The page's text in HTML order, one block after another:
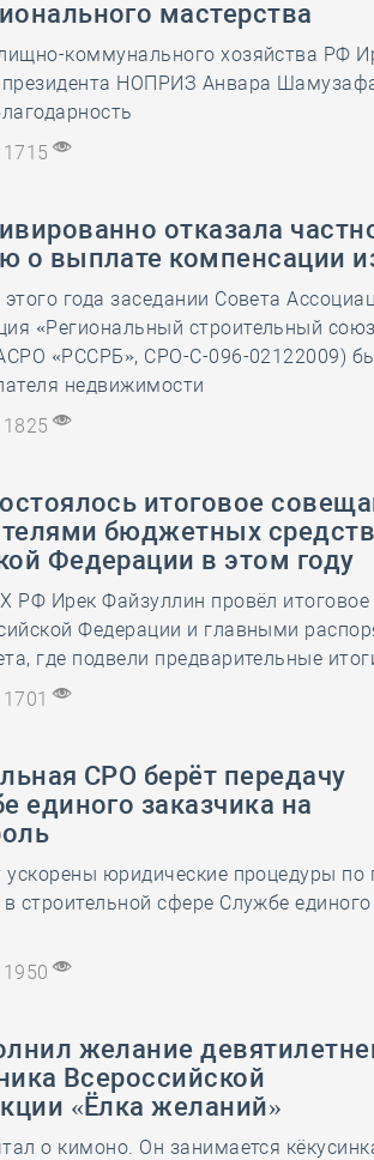
28 мая
мастерства
коммунального хозяйства РФ
президента НОПРИЗ Анвара
1715
отказала
о выплате компенсации
года заседании Совета
«Региональный строительный союз
«РССРБ», СРО-С-096-02122009)
недвижимости
1825
итоговое
бюджетных
Федерации в этом году
РФ Ирек Файзуллин провёл итоговое
Федерации и главными
где подвели предварительные
1701
СРО берёт передачу
единого заказчика на
ускорены юридические процедуры по
строительной сфере Службе единого
1950
желание
Всероссийской
«Ёлка желаний»
о кимоно. Он занимается